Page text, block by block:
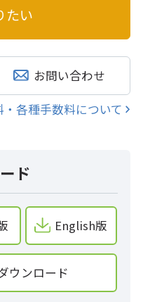
お問い合わせ
・各種手数料について
ド
English版
ウンロード